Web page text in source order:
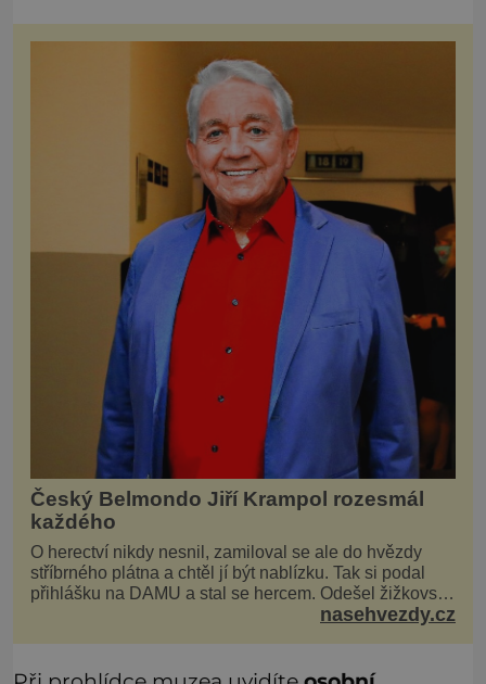
Český Belmondo Jiří Krampol rozesmál
každého
O herectví nikdy nesnil, zamiloval se ale do hvězdy
stříbrného plátna a chtěl jí být nablízku. Tak si podal
přihlášku na DAMU a stal se hercem. Odešel žižkovský
matador, který všude rozdával humor, i když jemu
nasehvezdy.cz